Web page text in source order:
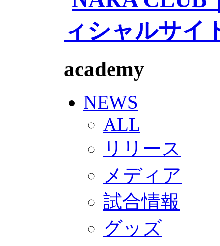
ボランティアチーム「volundeer」
HOMEGAME
観戦ルール＆マナー
写真・動画使用ガイドライン
ロートフィールド奈良
2026/27
練習見学時のファンサービスに
奈良クラブ明治安田J3リーグ
奈良クラブ明治安田Ｊ3リーグ
観戦ルール＆マナー
FANCOMMUNITY
サポートショップ
GOODS
オフィシャルストア（実店舗）
オンラインストア
ACADEMY
アカデミーについて
プロジェクト
academy
NEWS
ALL
リリース
メディア
試合情報
グッズ